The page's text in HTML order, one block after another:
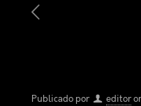
Publicado por editor